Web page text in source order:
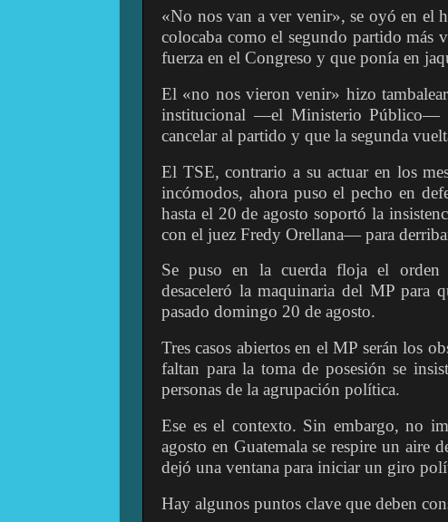
«No nos van a ver venir», se oyó en el
colocaba como el segundo partido más
fuerza en el Congreso y que ponía en
El «no nos vieron venir» hizo
institucional —el Ministerio Público—
cancelar al partido y que la segunda
El TSE, contrario a su actuar en los
incómodos, ahora puso el pecho en
hasta el 20 de agosto soportó la
con el juez Fredy Orellana— para
Se puso en la cuerda floja el orden
desaceleró la maquinaria del MP para
pasado domingo 20 de agosto.
Tres casos abiertos en el MP serán los
faltan para la toma de posesión se
personas de la agrupación política.
Ese es el contexto. Sin embargo, no
agosto en Guatemala se respire un aire
dejó una ventana para iniciar un giro
Hay algunos puntos clave que deben